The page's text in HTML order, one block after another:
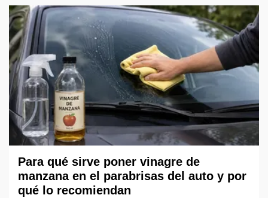
Para qué sirve poner vinagre de
manzana en el parabrisas del auto y por
qué lo recomiendan